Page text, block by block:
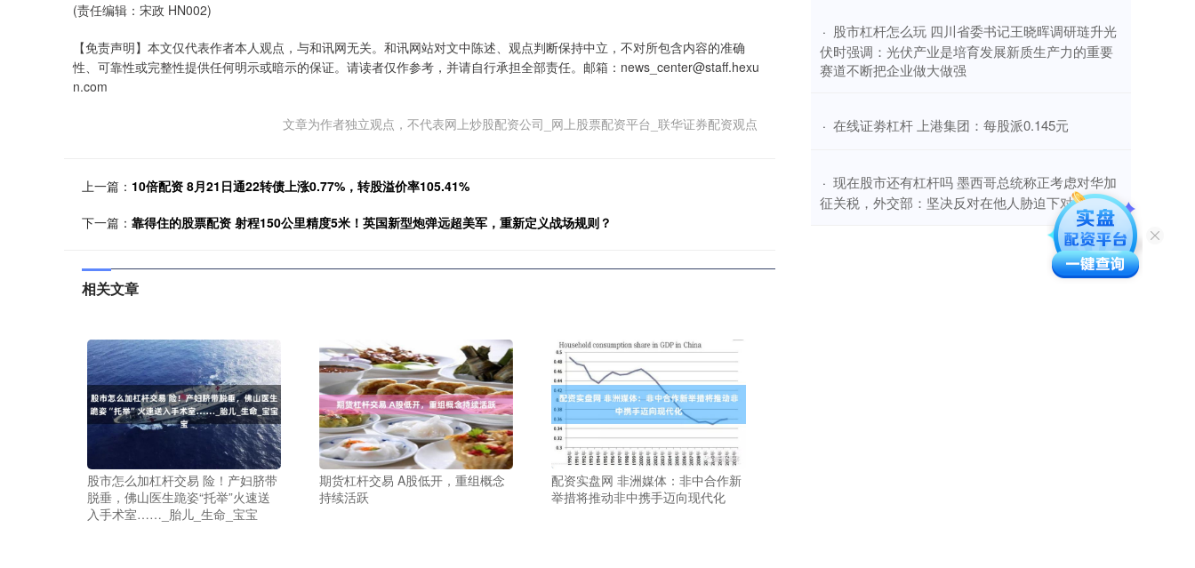
(责任编辑：宋政 HN002)
【免责声明】本文仅代表作者本人观点，与和讯网无关。和讯网站对文中陈述、观点判断保持中立，不对所包含内容的准确
性、可靠性或完整性提供任何明示或暗示的保证。请读者仅作参考，并请自行承担全部责任。邮箱：news_center@staff.hexu
n.com
文章为作者独立观点，不代表网上炒股配资公司_网上股票配资平台_联华证券配资观点
上一篇： 10倍配资 8月21日通22转债上涨0.77%，转股溢价率105.41%
下一篇： 靠得住的股票配资 射程150公里精度5米！英国新型炮弹远超美军，重新定义战场规则？
相关文章
股市怎么加杠杆交易 险！产妇脐带
脱垂，佛山医生跪姿“托举”火速送
入手术室……_胎儿_生命_宝宝
期货杠杆交易 A股低开，重组概念
持续活跃
配资实盘网 非洲媒体：非中合作新
举措将推动非中携手迈向现代化
· ​股市杠杆怎么玩 四川省委书记王晓晖调研琏升光
伏时强调：光伏产业是培育发展新质生产力的重要
赛道不断把企业做大做强
· ​在线证劵杠杆 上港集团：每股派0.145元
· ​现在股市还有杠杆吗 墨西哥总统称正考虑对华加
征关税，外交部：坚决反对在他人胁迫下对华设限